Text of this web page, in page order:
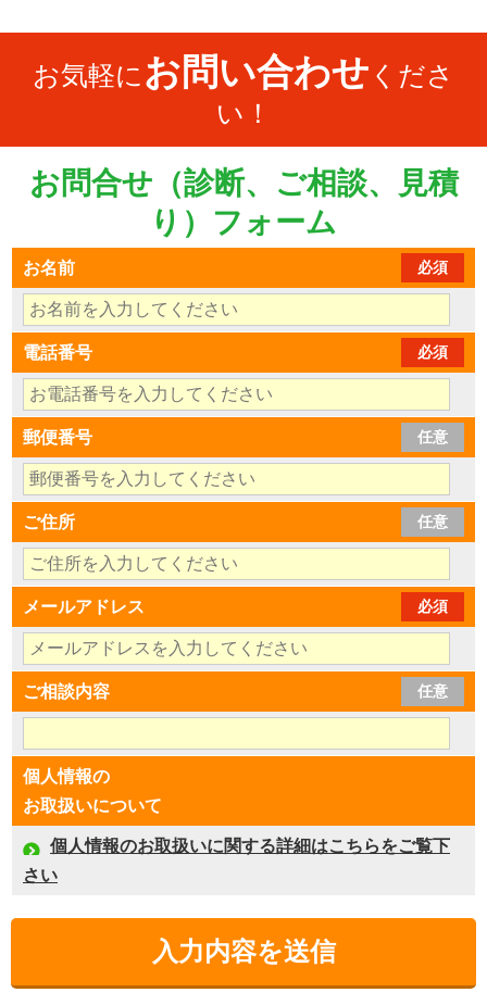
お気軽に お問い合わせ くださ
い！
お問合せ（診断、ご相談、見積
り）フォーム
お名前 必須
電話番号 必須
郵便番号 任意
ご住所 任意
メールアドレス 必須
ご相談内容 任意
個人情報の
お取扱いについて
個人情報のお取扱いに関する詳細はこちらをご覧下
さい